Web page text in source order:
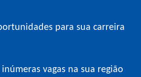
para sua carreira
vagas na sua região